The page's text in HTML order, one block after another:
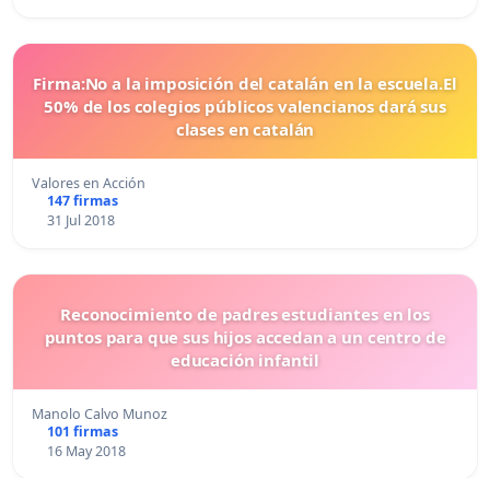
Firma:No a la imposición del catalán en la escuela.El
50% de los colegios públicos valencianos dará sus
clases en catalán
Valores en Acción
147 firmas
31 Jul 2018
Reconocimiento de padres estudiantes en los
puntos para que sus hijos accedan a un centro de
educación infantil
Manolo Calvo Munoz
101 firmas
16 May 2018